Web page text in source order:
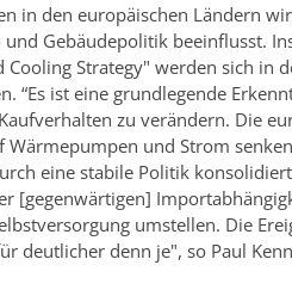
in den europäischen Ländern
Gebäudepolitik beeinflusst.
Cooling Strategy" werden sich in
“Es ist eine grundlegende
zu verändern. Die
und Strom
eine stabile Politik
[gegenwärtigen]
umstellen. Die
deutlicher denn je", so Paul